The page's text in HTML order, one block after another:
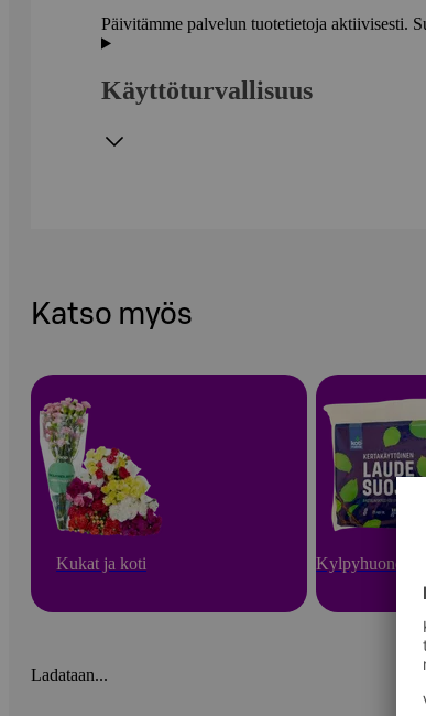
Päivitämme palvelun tuotetietoja aktiivisesti.
Käyttöturvallisuus
Katso myös
Kukat ja koti Kylpyhuone ja
Ladataan...